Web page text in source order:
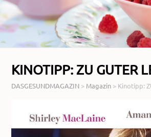
KINOTIPP: ZU GUTER
DASGESUNDMAGAZIN > Magazin > Kinotipp: